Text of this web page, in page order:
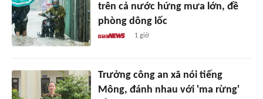
trên cả nước hứng mưa lớn, đề
phòng dông lốc
1 giờ
Trưởng công an xã nói tiếng
Mông, đánh nhau với 'ma rừng'